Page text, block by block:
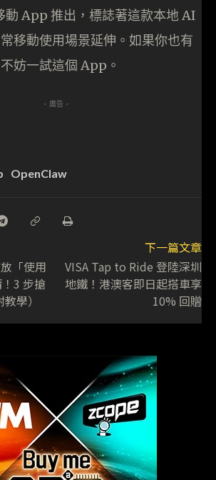
App 推出，標誌著這款本地 AI
移動使用場景延伸。如果你也有
妨一試這個 App。
- 廣告 -
OpenClaw
「使用
3 步搶
學）
下一篇文章
VISA Tap to Ride 登陸深圳
地鐵！港澳客即日起搭車享
10% 回贈